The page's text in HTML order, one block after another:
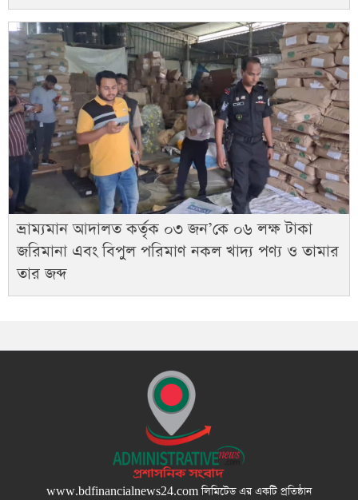
ভ্রাম্যমান আদালত কর্তৃক ০৩ জন’কে ০৬ লক্ষ টাকা
জরিমানা এবং বিপুল পরিমাণ নকল খাদ্য পণ্য ও তামার
তার জব্দ
www.bdfinancialnews24.comলিমিটেড এর একটি প্রতিষ্ঠান